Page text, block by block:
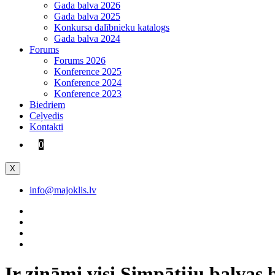
Gada balva 2026
Gada balva 2025
Konkursa dalībnieku katalogs
Gada balva 2024
Forums
Forums 2026
Konference 2025
Konference 2024
Konference 2023
Biedriem
Ceļvedis
Kontakti
0
X
info@majoklis.lv